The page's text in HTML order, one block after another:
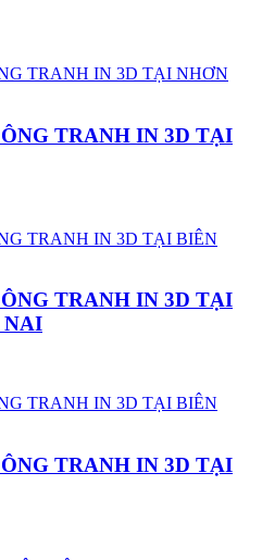
TRANH IN 3D TẠI
TRANH IN 3D TẠI
NAI
TRANH IN 3D TẠI